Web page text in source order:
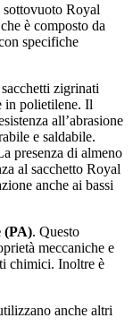
Royal
è composto da
specifiche
zigrinati
in polietilene. Il
all’abrasione
e saldabile.
presenza di almeno
al sacchetto Royal
anche ai bassi
(PA). Questo
meccaniche e
chimici. Inoltre è
anche altri